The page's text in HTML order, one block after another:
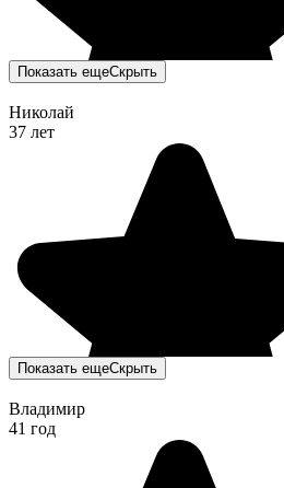
Показать ещеСкрыть
Николай
37 лет
Показать ещеСкрыть
Владимир
41 год